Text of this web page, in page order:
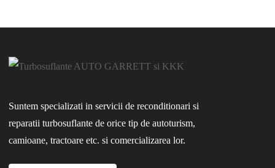
Suntem specializati in servicii de reconditionari si
reparatii turbosuflante de orice tip de autoturism,
camioane, tractoare etc. si comercializarea lor.